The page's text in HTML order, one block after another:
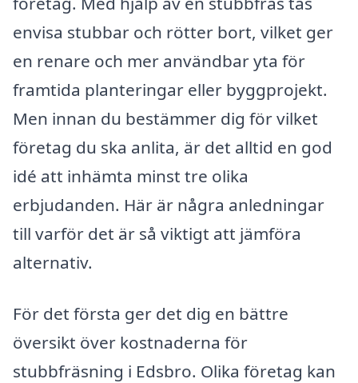
envisa stubbar och rötter bort, vilket ger
en renare och mer användbar yta för
framtida planteringar eller byggprojekt.
Men innan du bestämmer dig för vilket
företag du ska anlita, är det alltid en god
idé att inhämta minst tre olika
erbjudanden. Här är några anledningar
till varför det är så viktigt att jämföra
alternativ.
För det första ger det dig en bättre
översikt över kostnaderna för
stubbfräsning i Edsbro. Olika företag kan